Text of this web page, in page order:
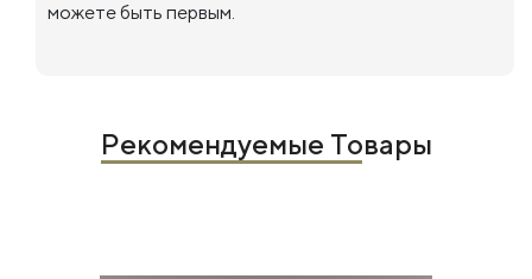
можете быть первым.
Рекомендуемые Товары